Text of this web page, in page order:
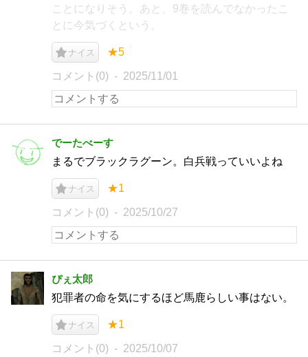
ことになりそう。あと、9巻を読んでなかったこ
とに今気づくという。
ナイス ★5
コメント(0) 2025/11/01
でーたべーす
まるでブラックラグーン。白兵戦っていいよね
ナイス ★1
コメント(0) 2025/10/27
ぴぇ太郎
犯罪者の命を気にするほど馬鹿らしい事はない。
ナイス ★1
コメント(0) 2025/10/07